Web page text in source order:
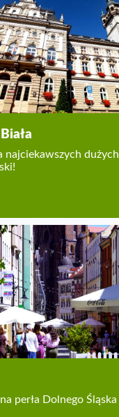
najciekawszych dużych
perła Dolnego Śląska